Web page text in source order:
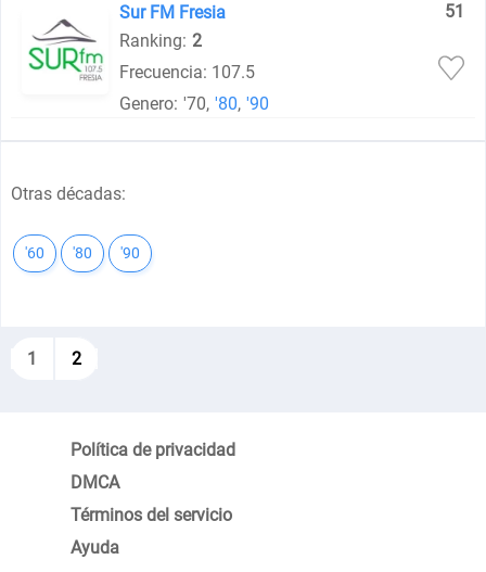
Sur FM Fresia
51
Ranking: 2
Frecuencia: 107.5
Genero: '70, '80, '90
Otras décadas:
'60 '80 '90
1 2
Política de privacidad
DMCA
Términos del servicio
Ayuda